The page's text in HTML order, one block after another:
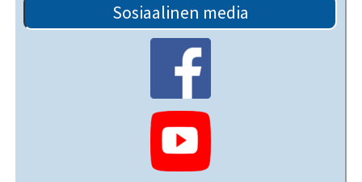
Sosiaalinen media